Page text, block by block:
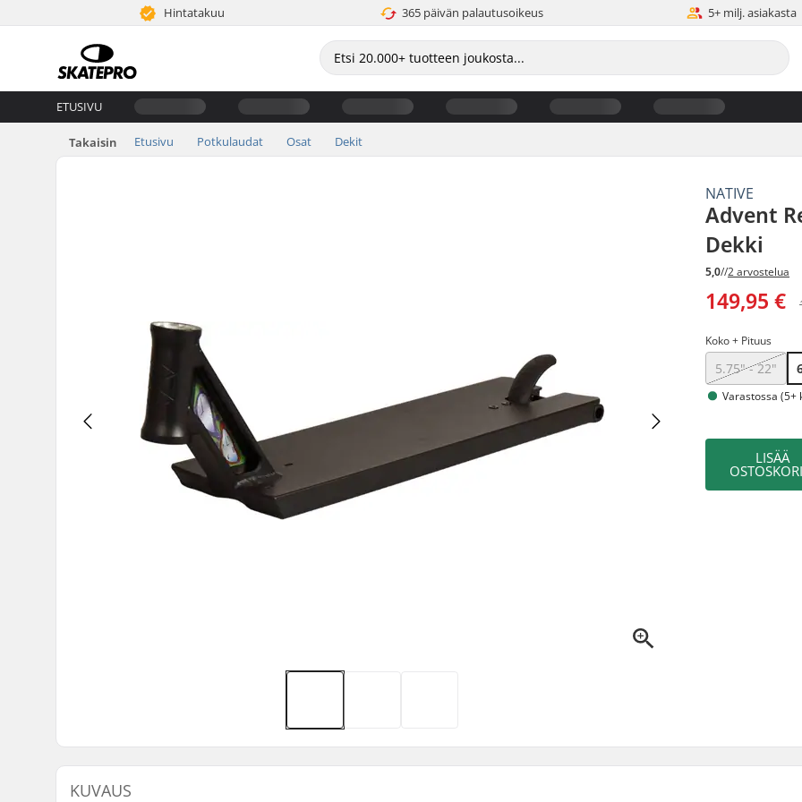
Hintatakuu 365 päivän palautusoikeus 5+ milj. asiakasta
ETUSIVU
Takaisin Etusivu Potkulaudat Osat Dekit
NATIVE
Advent
Dekki
5,0//2 arvostelua
149,95 €
Koko + Pituus
5.75" - 22"
Varastossa (5+
LISÄÄ
KUVAUS